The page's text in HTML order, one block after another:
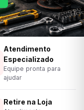
Atendimento
Especializado
Equipe pronta para
ajudar
Retire na Loja